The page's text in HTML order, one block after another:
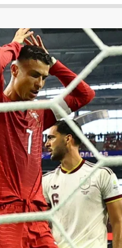
العالم
الدوري الإنجليزي الممتاز